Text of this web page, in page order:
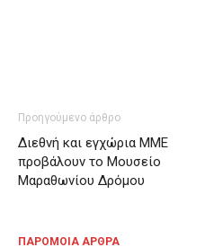
Προηγούμενο άρθρο
Διεθνή και εγχώρια ΜΜΕ
προβάλουν το Μουσείο
Μαραθωνίου Δρόμου
ΠΑΡΟΜΟΙΑ ΑΡΘΡΑ